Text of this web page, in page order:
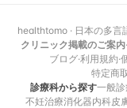
healthtomo · 日本の多言
クリニック掲載のご案内·
ブログ·利用規約·
特定商
診療科から探す一般診
不妊治療消化器内科皮